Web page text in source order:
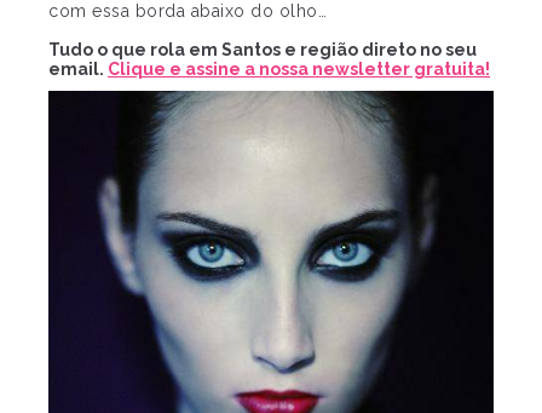
com essa borda abaixo do olho…
Tudo o que rola em Santos e região direto no seu
email. Clique e assine a nossa newsletter gratuita!